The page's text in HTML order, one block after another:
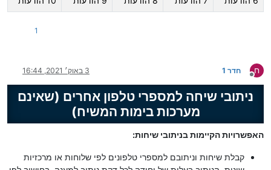
1
ח
מנותק
חדר 1 3 באוק׳ 2021, 16:44
ניתובי שיחה למספרי טלפון אחרים (שאינם
מערכות בימות המשיח)
האפשרויות הקיימות בניתובי שיחות:
קבלת שיחות וניתובם למספרי טלפונים לפי שלוחות או מרכזיות